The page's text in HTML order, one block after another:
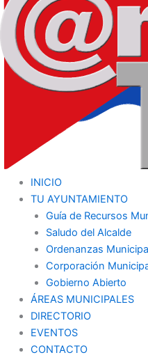
INICIO
TU AYUNTAMIENTO
Guía de Recursos
Saludo del Alcalde
Ordenanzas
Corporación
Gobierno Abierto
ÁREAS MUNICIPALES
DIRECTORIO
EVENTOS
CONTACTO